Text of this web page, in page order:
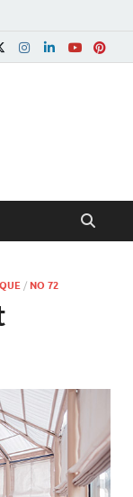
/ NO 72